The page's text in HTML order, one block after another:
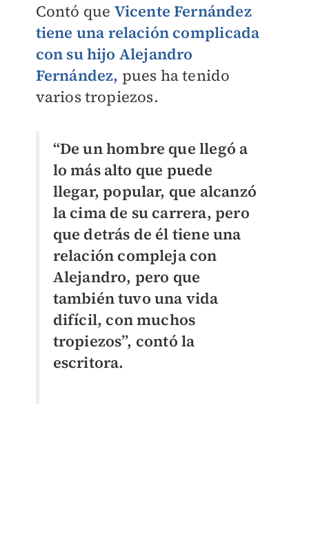
Contó que Vicente Fernández
tiene una relación complicada
con su hijo Alejandro
Fernández, pues ha tenido
varios tropiezos.
“De un hombre que llegó a
lo más alto que puede
llegar, popular, que alcanzó
la cima de su carrera, pero
que detrás de él tiene una
relación compleja con
Alejandro, pero que
también tuvo una vida
difícil, con muchos
tropiezos”, contó la
escritora.